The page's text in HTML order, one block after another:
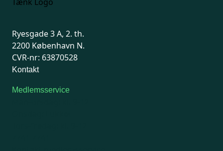
Ryesgade 3 A, 2. th.
2200 København N.
CVR-nr: 63870528
Kontakt
Medlemsservice